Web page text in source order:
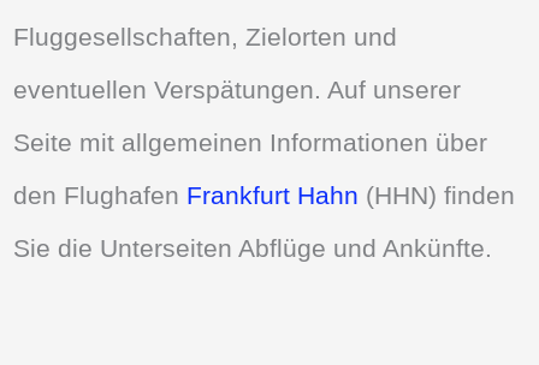
Fluggesellschaften, Zielorten und
eventuellen Verspätungen. Auf unserer
Seite mit allgemeinen Informationen über
den Flughafen Frankfurt Hahn (HHN) finden
Sie die Unterseiten Abflüge und Ankünfte.